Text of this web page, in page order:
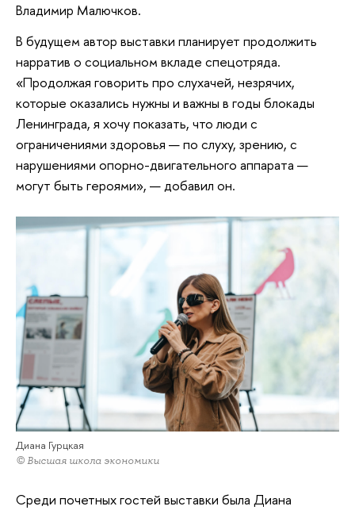
Владимир Малючков.
В будущем автор выставки планирует продолжить
нарратив о социальном вкладе спецотряда.
«Продолжая говорить про слухачей, незрячих,
которые оказались нужны и важны в годы блокады
Ленинграда, я хочу показать, что люди с
ограничениями здоровья — по слуху, зрению, с
нарушениями опорно-двигательного аппарата —
могут быть героями», — добавил он.
Диана Гурцкая
© Высшая школа экономики
Среди почетных гостей выставки была Диана